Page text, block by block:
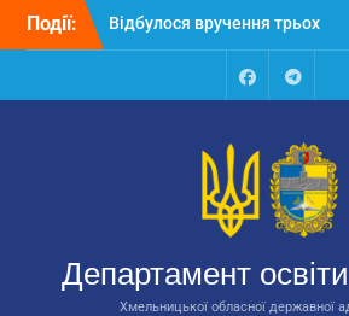
Перейти
Події:
Відбулося вручення трьох
автобусів для потреб
Відбулося засідання
освіти та науки обласної
державної адміністрації
Відбулась обласна
національно-патріотичне
виховання
Facebook
Департамент
Хмельницької обласної державної